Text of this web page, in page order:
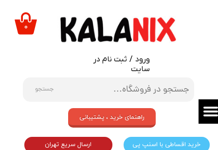
جستجو
ورود / ثبت نام در
سایت
حساب کاربری من
تغییر گذر واژه
خروج از حساب کاربری
۰
خرید اقساطی با اسنپ پی ارسال سریع تهران
راهنمای خرید ، پشتیبانی